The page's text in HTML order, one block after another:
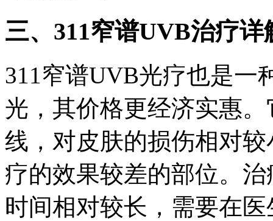
三、311窄谱UVB治疗详
311窄谱UVB光疗也是一
光，其价格更经济实惠
线，对皮肤的损伤相对
疗的效果较差的部位。
时间相对较长，需要在